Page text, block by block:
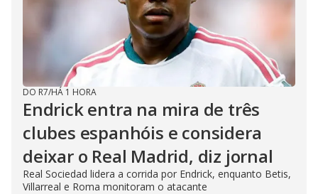
DO R7/HÁ 1 HORA
Endrick entra na mira de três
clubes espanhóis e considera
deixar o Real Madrid, diz jornal
Real Sociedad lidera a corrida por Endrick, enquanto Betis,
Villarreal e Roma monitoram o atacante